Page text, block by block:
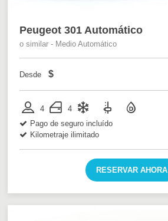
Peugeot 301 Automático
o similar - Medio Automático
Desde $
4
4
Pago de seguro incluído
Kilometraje ilimitado
RESERVAR AHORA